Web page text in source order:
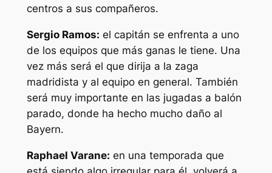
centros a sus compañeros.
Sergio Ramos: el capitán se enfrenta a uno
de los equipos que más ganas le tiene. Una
vez más será el que dirija a la zaga
madridista y al equipo en general. También
será muy importante en las jugadas a balón
parado, donde ha hecho mucho daño al
Bayern.
Raphael Varane: en una temporada que